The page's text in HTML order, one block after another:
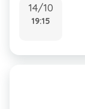
14/10
19:15